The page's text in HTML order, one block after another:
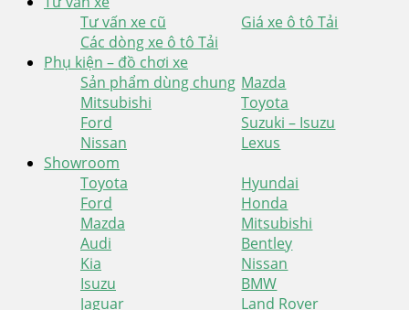
Tư vấn xe cũ
Giá xe ô tô Tải
Các dòng xe ô tô Tải
Phụ kiện – đồ chơi xe
Sản phẩm dùng chung Mazda
Mitsubishi
Toyota
Ford
Suzuki – Isuzu
Nissan
Lexus
Showroom
Toyota
Hyundai
Ford
Honda
Mazda
Mitsubishi
Audi
Bentley
Kia
Nissan
Isuzu
BMW
Jaguar
Land Rover